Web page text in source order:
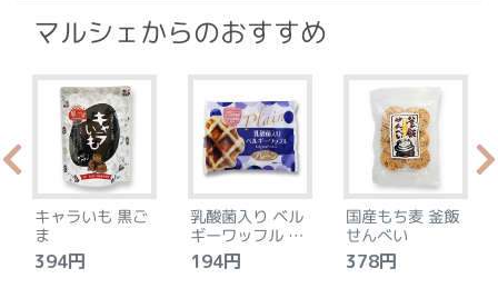
マルシェからのおすすめ
キャラいも 黒ご
ま
394円
乳酸菌入り ベル
ギーワッフル プ
レーン
194円
国産もち麦 釜飯
せんべい
378円